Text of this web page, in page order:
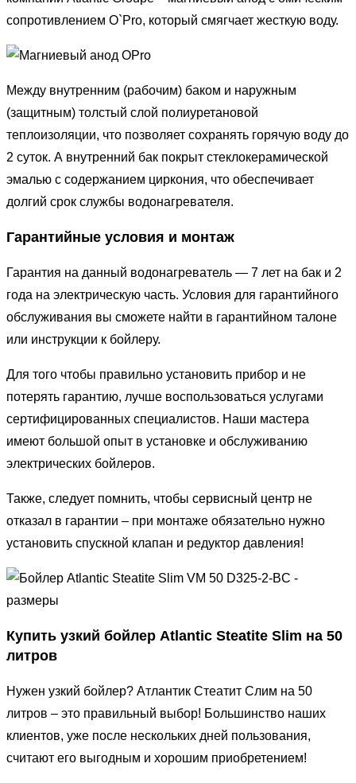
сопротивлением O`Pro, который смягчает жесткую воду.
Между внутренним (рабочим) баком и наружным
(защитным) толстый слой полиуретановой
теплоизоляции, что позволяет сохранять горячую воду до
2 суток. А внутренний бак покрыт стеклокерамической
эмалью с содержанием циркония, что обеспечивает
долгий срок службы водонагревателя.
Гарантийные условия и монтаж
Гарантия на данный водонагреватель — 7 лет на бак и 2
года на электрическую часть. Условия для гарантийного
обслуживания вы сможете найти в гарантийном талоне
или инструкции к бойлеру.
Для того чтобы правильно установить прибор и не
потерять гарантию, лучше воспользоваться услугами
сертифицированных специалистов. Наши мастера
имеют большой опыт в установке и обслуживанию
электрических бойлеров.
Также, следует помнить, чтобы сервисный центр не
отказал в гарантии – при монтаже обязательно нужно
установить спускной клапан и редуктор давления!
Купить узкий бойлер Atlantic Steatite Slim на 50
литров
Нужен узкий бойлер? Атлантик Стеатит Слим на 50
литров – это правильный выбор! Большинство наших
клиентов, уже после нескольких дней пользования,
считают его выгодным и хорошим приобретением!